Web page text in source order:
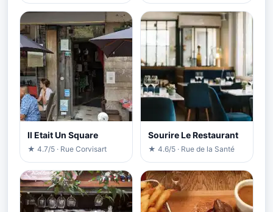
Il Etait Un Square
★ 4.7/5 · Rue Corvisart
Sourire Le Restaurant
★ 4.6/5 · Rue de la Santé